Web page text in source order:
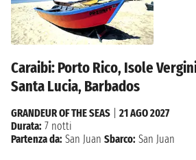
Caraibi: Porto Rico, Isole
Santa Lucia, Barbados
GRANDEUR OF THE SEAS
21 AGO 2027
Durata: 7 notti
Partenza da: San Juan Sbarco: San Juan